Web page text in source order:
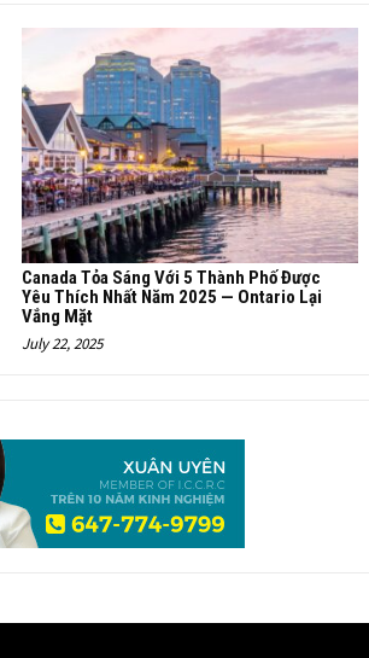
Canada Tỏa Sáng Với 5 Thành Phố Được
Yêu Thích Nhất Năm 2025 — Ontario Lại
Vắng Mặt
July 22, 2025